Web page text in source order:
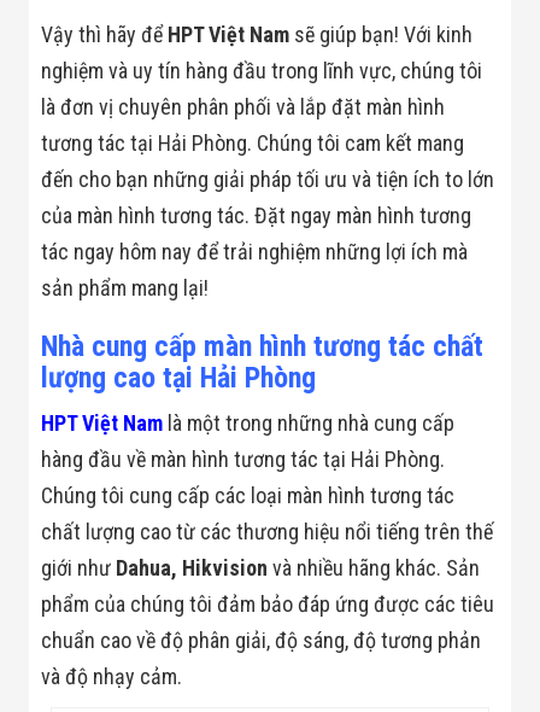
Bị Ngành May
Mặc - Giày Da
Giải Pháp Thiết
Bị Ngành Linh
Giải Pháp Thiết
Bị Ngành Giáo
Dục
Giải Pháp Thiết
Bị Ngành Bán
Lẻ - Retail
Ngành Công An
- Quân Đội
Minh
Sản Phẩm
THIẾT BỊ AN
NINH
Camera Thông
Minh
Cổng Từ Siêu
Máy Đếm
Người
Máy Dò Tìm
Vậy thì hãy đểHPT Việt Nam sẽ giúp bạn! Với kinh
nghiệm và uy tín hàng đầu trong lĩnh vực, chúng tôi
là đơn vị chuyên phân phối và lắp đặt màn hình
tương tác tại Hải Phòng. Chúng tôi cam kết mang
đến cho bạn những giải pháp tối ưu và tiện ích to lớn
của màn hình tương tác. Đặt ngay màn hình tương
tác ngay hôm nay để trải nghiệm những lợi ích mà
sản phẩm mang lại!
Nhà cung cấp màn hình tương tác chất
lượng cao tại Hải Phòng
HPT Việt Nam là một trong những nhà cung cấp
hàng đầu về màn hình tương tác tại Hải Phòng.
Chúng tôi cung cấp các loại màn hình tương tác
chất lượng cao từ các thương hiệu nổi tiếng trên thế
giới như Dahua, Hikvision và nhiều hãng khác. Sản
phẩm của chúng tôi đảm bảo đáp ứng được các tiêu
chuẩn cao về độ phân giải, độ sáng, độ tương phản
và độ nhạy cảm.